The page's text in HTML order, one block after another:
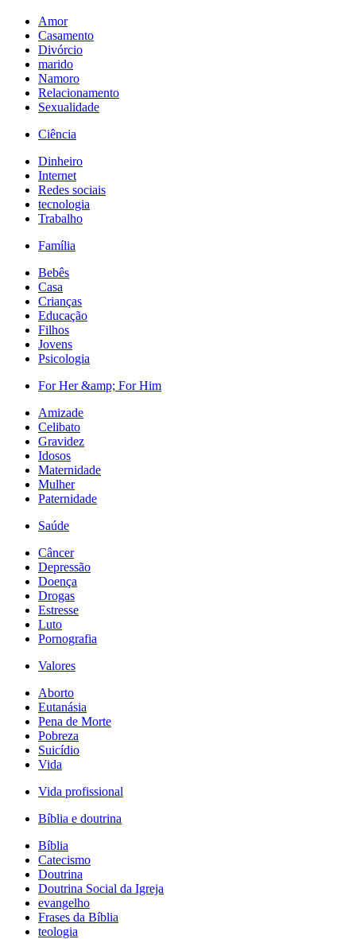
Amor
Casamento
Divórcio
marido
Namoro
Relacionamento
Sexualidade
Ciência
Dinheiro
Internet
Redes sociais
tecnologia
Trabalho
Família
Bebês
Casa
Crianças
Educação
Filhos
Jovens
Psicologia
For Her &amp; For Him
Amizade
Celibato
Gravidez
Idosos
Maternidade
Mulher
Paternidade
Saúde
Câncer
Depressão
Doença
Drogas
Estresse
Luto
Pornografia
Valores
Aborto
Eutanásia
Pena de Morte
Pobreza
Suicídio
Vida
Vida profissional
Bíblia e doutrina
Bíblia
Catecismo
Doutrina
Doutrina Social da Igreja
evangelho
Frases da Bíblia
teologia